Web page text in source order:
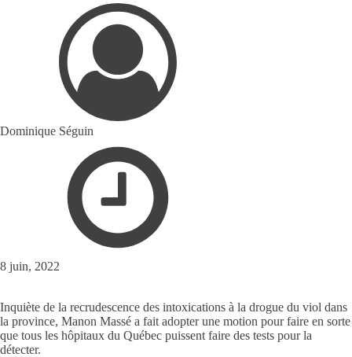
Dominique Séguin
8 juin, 2022
Inquiète de la recrudescence des intoxications à la drogue du viol dans
la province, Manon Massé a fait adopter une motion pour faire en sorte
que tous les hôpitaux du Québec puissent faire des tests pour la
détecter.